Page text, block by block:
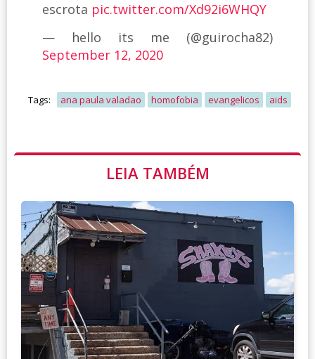
escrota pic.twitter.com/Xd92i6WHQY
— hello its me (@guirocha82)
September 12, 2020
Tags: ana paula valadao homofobia evangelicos aids
LEIA TAMBÉM